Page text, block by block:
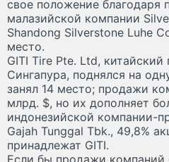
свое положение благодаря
малазийской компании
Shandong Silverstone Luhe
место.
GITI Tire Pte. Ltd,
Сингапура, поднялся на
занял 14 место; продажи
млрд. $, но их дополняет
индонезийской компании-
Gajah Tunggal Tbk., 49,8%
принадлежат GITI.